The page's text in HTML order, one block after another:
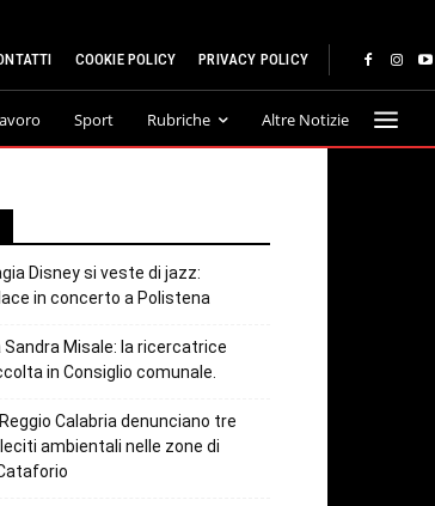
COOKIE POLICY PRIVACY POLICY
Sport Rubriche Altre Notizie
Disney si veste di jazz:
in concerto a Polistena
Sandra Misale: la ricercatrice
in Consiglio comunale.
Calabria denunciano tre
ambientali nelle zone di